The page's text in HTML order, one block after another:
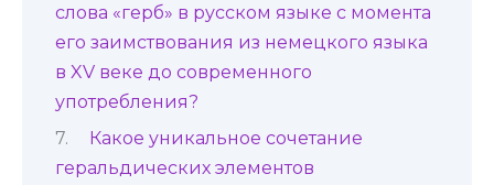
слова «герб» в русском языке с момента
его заимствования из немецкого языка
в XV веке до современного
употребления?
Какое уникальное сочетание
геральдических элементов